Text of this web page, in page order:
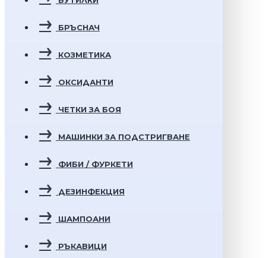
БРЪСНАЧ
КОЗМЕТИКА
ОКСИДАНТИ
ЧЕТКИ ЗА БОЯ
МАШИНКИ ЗА ПОДСТРИГВАНЕ
ФИБИ / ФУРКЕТИ
ДЕЗИНФЕКЦИЯ
ШАМПОАНИ
РЪКАВИЦИ